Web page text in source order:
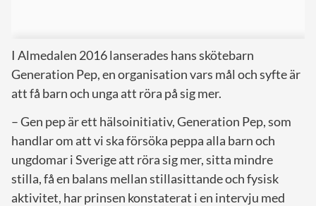
I Almedalen 2016 lanserades hans skötebarn
Generation Pep, en organisation vars mål och syfte är
att få barn och unga att röra på sig mer.
– Gen pep är ett hälsoinitiativ, Generation Pep, som
handlar om att vi ska försöka peppa alla barn och
ungdomar i Sverige att röra sig mer, sitta mindre
stilla, få en balans mellan stillasittande och fysisk
aktivitet, har prinsen konstaterat i en intervju med